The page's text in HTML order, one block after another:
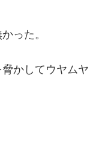
った。
かしてウヤムヤ